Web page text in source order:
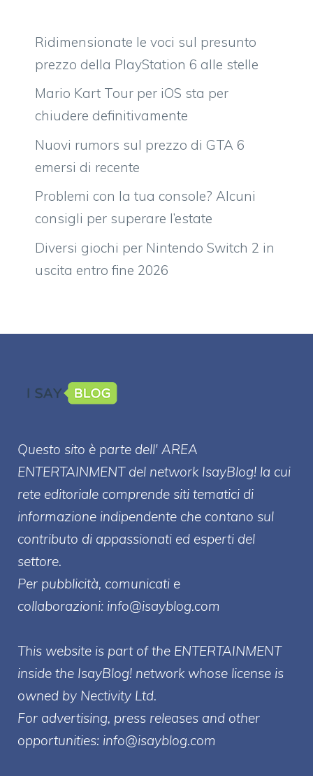
Ridimensionate le voci sul presunto
prezzo della PlayStation 6 alle stelle
Mario Kart Tour per iOS sta per
chiudere definitivamente
Nuovi rumors sul prezzo di GTA 6
emersi di recente
Problemi con la tua console? Alcuni
consigli per superare l’estate
Diversi giochi per Nintendo Switch 2 in
uscita entro fine 2026
Questo sito è parte dell' AREA
ENTERTAINMENT del network IsayBlog! la cui
rete editoriale comprende siti tematici di
informazione indipendente che contano sul
contributo di appassionati ed esperti del
settore.
Per pubblicità, comunicati e
collaborazioni: info@isayblog.com
This website is part of the ENTERTAINMENT
inside the IsayBlog! network whose license is
owned by Nectivity Ltd.
For advertising, press releases and other
opportunities: info@isayblog.com